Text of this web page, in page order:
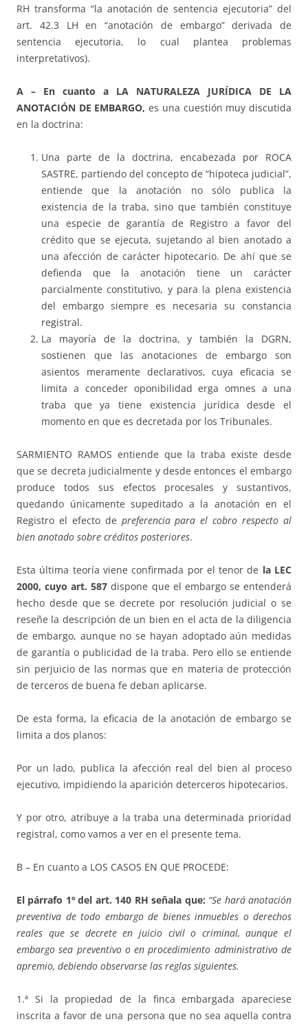
RH transforma “la anotación de sentencia ejecutoria” del
art. 42.3 LH en “anotación de embargo” derivada de
sentencia ejecutoria, lo cual plantea problemas
interpretativos).
A – En cuanto a LA NATURALEZA JURÍDICA DE LA
ANOTACIÓN DE EMBARGO,es una cuestión muy discutida
en la doctrina:
Una parte de la doctrina, encabezada por ROCA
SASTRE, partiendo del concepto de “hipoteca judicial”,
entiende que la anotación no sólo publica la
existencia de la traba, sino que también constituye
una especie de garantía de Registro a favor del
crédito que se ejecuta, sujetando al bien anotado a
una afección de carácter hipotecario. De ahí que se
defienda que la anotación tiene un carácter
parcialmente constitutivo, y para la plena existencia
del embargo siempre es necesaria su constancia
registral.
La mayoría de la doctrina, y también la DGRN,
sostienen que las anotaciones de embargo son
asientos meramente declarativos, cuya eficacia se
limita a conceder oponibilidad erga omnes a una
traba que ya tiene existencia jurídica desde el
momento en que es decretada por los Tribunales.
SARMIENTO RAMOS entiende que la traba existe desde
que se decreta judicialmente y desde entonces el embargo
produce todos sus efectos procesales y sustantivos,
quedando únicamente supeditado a la anotación en el
Registro el efecto de preferencia para el cobro respecto al
bien anotado sobre créditos posteriores.
Esta última teoría viene confirmada por el tenor de la LEC
2000, cuyo art. 587dispone que el embargo se entenderá
hecho desde que se decrete por resolución judicial o se
reseñe la descripción de un bien en el acta de la diligencia
de embargo, aunque no se hayan adoptado aún medidas
de garantía o publicidad de la traba. Pero ello se entiende
sin perjuicio de las normas que en materia de protección
de terceros de buena fe deban aplicarse.
De esta forma, la eficacia de la anotación de embargo se
limita a dos planos:
Por un lado, publica la afección real del bien al proceso
ejecutivo, impidiendo la aparición deterceros hipotecarios.
Y por otro, atribuye a la traba una determinada prioridad
registral, como vamos a ver en el presente tema.
B – En cuanto a LOS CASOS EN QUE PROCEDE:
El párrafo 1º del art. 140 RH señala que: “Se hará anotación
preventiva de todo embargo de bienes inmuebles o derechos
reales que se decrete en juicio civil o criminal, aunque el
embargo sea preventivo o en procedimiento administrativo de
apremio, debiendo observarse las reglas siguientes.
1.ª Si la propiedad de la finca embargada apareciese
inscrita a favor de una persona que no sea aquella contra